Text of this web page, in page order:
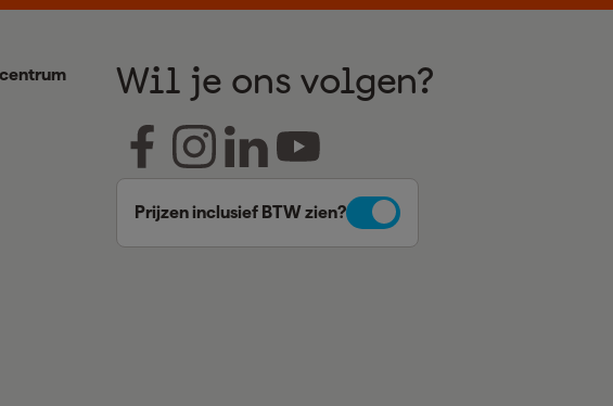
Wil je ons volgen?
Prijzen inclusief BTW zien?